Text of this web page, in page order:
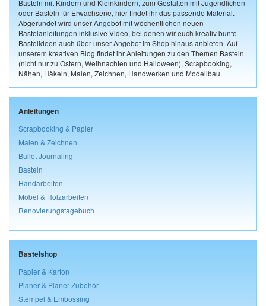
Basteln mit Kindern und Kleinkindern, zum Gestalten mit Jugendlichen
oder Basteln für Erwachsene, hier findet ihr das passende Material.
Abgerundet wird unser Angebot mit wöchentlichen neuen
Bastelanleitungen inklusive Video, bei denen wir euch kreativ bunte
Bastelideen auch über unser Angebot im Shop hinaus anbieten. Auf
unserem kreativen Blog findet ihr Anleitungen zu den Themen Basteln
(nicht nur zu Ostern, Weihnachten und Halloween), Scrapbooking,
Nähen, Häkeln, Malen, Zeichnen, Handwerken und Modellbau.
Anleitungen
Scrapbooking & Papier
Malen & Zeichnen
Bullet Journaling
Basteln
Handarbeiten
Möbel & Holzarbeiten
Renovierungstagebuch
Bastelshop
Papier & Karton
Planer & Planer-Zubehör
Stempel & Embossing